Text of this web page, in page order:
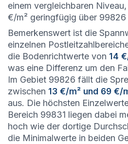
einem vergleichbaren
€/m² geringfügig über 99826
Bemerkenswert ist die
einzelnen
die Bodenrichtwerte von 14
was eine Differenz um den
Im Gebiet 99826 fällt die
zwischen 13 €/m² und 69 €/
aus. Die höchsten
Bereich 99831 liegen dabei
hoch wie der dortige
die Minimalwerte in beiden